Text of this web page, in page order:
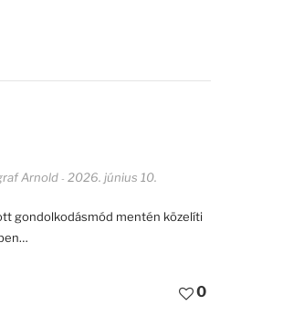
Arnold - 2026. június 10.
gondolkodásmód mentén közelíti
0